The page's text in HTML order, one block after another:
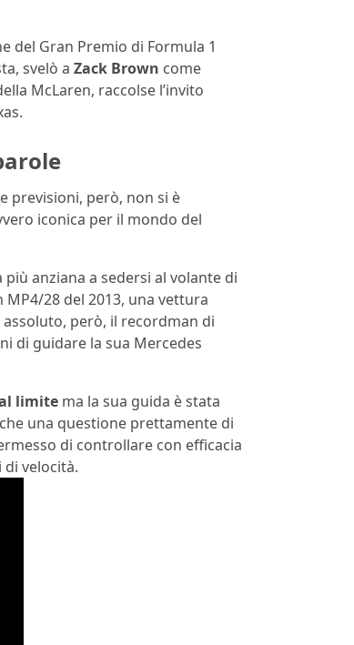
del Gran Premio di Formula 1
svelò a Zack Brown come
McLaren, raccolse l’invito
previsioni, però, non si è
iconica per il mondo del
anziana a sedersi al volante di
28 del 2013, una vettura
però, il recordman di
di guidare la sua Mercedes
limite ma la sua guida è stata
una questione prettamente di
di controllare con efficacia
velocità.